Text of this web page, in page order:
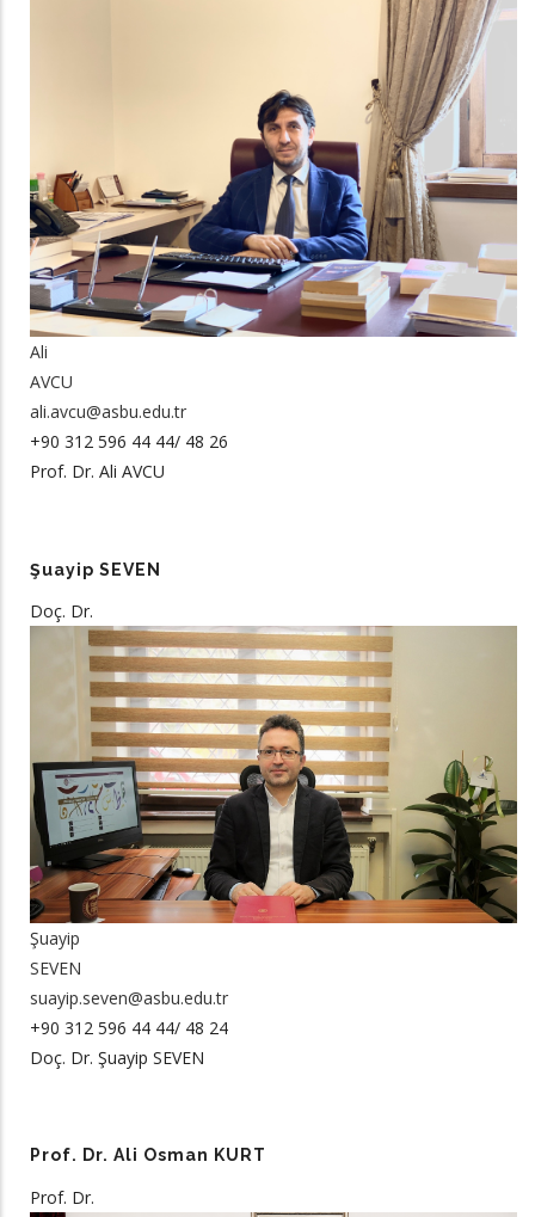
Ali
AVCU
ali.avcu@asbu.edu.tr
+90 312 596 44 44/ 48 26
Prof. Dr. Ali AVCU
Şuayip SEVEN
Doç. Dr.
Şuayip
SEVEN
suayip.seven@asbu.edu.tr
+90 312 596 44 44/ 48 24
Doç. Dr. Şuayip SEVEN
Prof. Dr. Ali Osman KURT
Prof. Dr.